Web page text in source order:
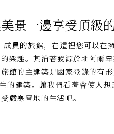
景一邊享受頂級
成員的旅館，在這裡您可以在
樂趣。其沿著發源於北阿爾
館的主建築是國家登錄的有
的建築。讓我們看著會使人
嚴寒雪地的生活吧。